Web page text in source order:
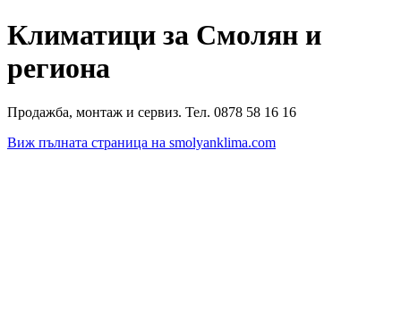
Климатици за Смолян и
региона
Продажба, монтаж и сервиз. Тел. 0878 58 16 16
Виж пълната страница на smolyanklima.com